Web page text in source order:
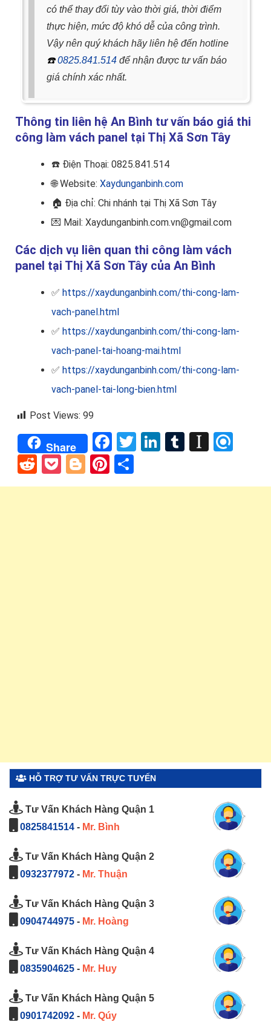
có thể thay đổi tùy vào thời giá, thời điểm
thực hiện, mức độ khó dễ của công trình.
Vậy nên quý khách hãy liên hệ đến hotline
☎️0825.841.514 để nhận được tư vấn báo
giá chính xác nhất.
Thông tin liên hệ An Bình tư vấn báo giá thi
công làm vách panel tại Thị Xã Sơn Tây
☎️ Điện Thoại: 0825.841.514
🌐 Website: Xaydunganbinh.com
🏠 Địa chỉ: Chi nhánh tại Thị Xã Sơn Tây
💌 Mail: Xaydunganbinh.com.vn@gmail.com
Các dịch vụ liên quan thi công làm vách
panel tại Thị Xã Sơn Tây của An Bình
✅ https://xaydunganbinh.com/thi-cong-lam-
vach-panel.html
✅ https://xaydunganbinh.com/thi-cong-lam-
vach-panel-tai-hoang-mai.html
✅ https://xaydunganbinh.com/thi-cong-lam-
vach-panel-tai-long-bien.html
Post Views: 99
Share Facebook
TwitterLinkedIn
Tumblr
RedditPocket
BloggerPinterest
HỖ TRỢ TƯ VẤN TRỰC TUYẾN
Tư Vấn Khách Hàng Quận 1
0825841514 - Mr. Bình
Tư Vấn Khách Hàng Quận 2
0932377972 - Mr. Thuận
Tư Vấn Khách Hàng Quận 3
0904744975 - Mr. Hoàng
Tư Vấn Khách Hàng Quận 4
0835904625 - Mr. Huy
Tư Vấn Khách Hàng Quận 5
0901742092 - Mr. Qúy